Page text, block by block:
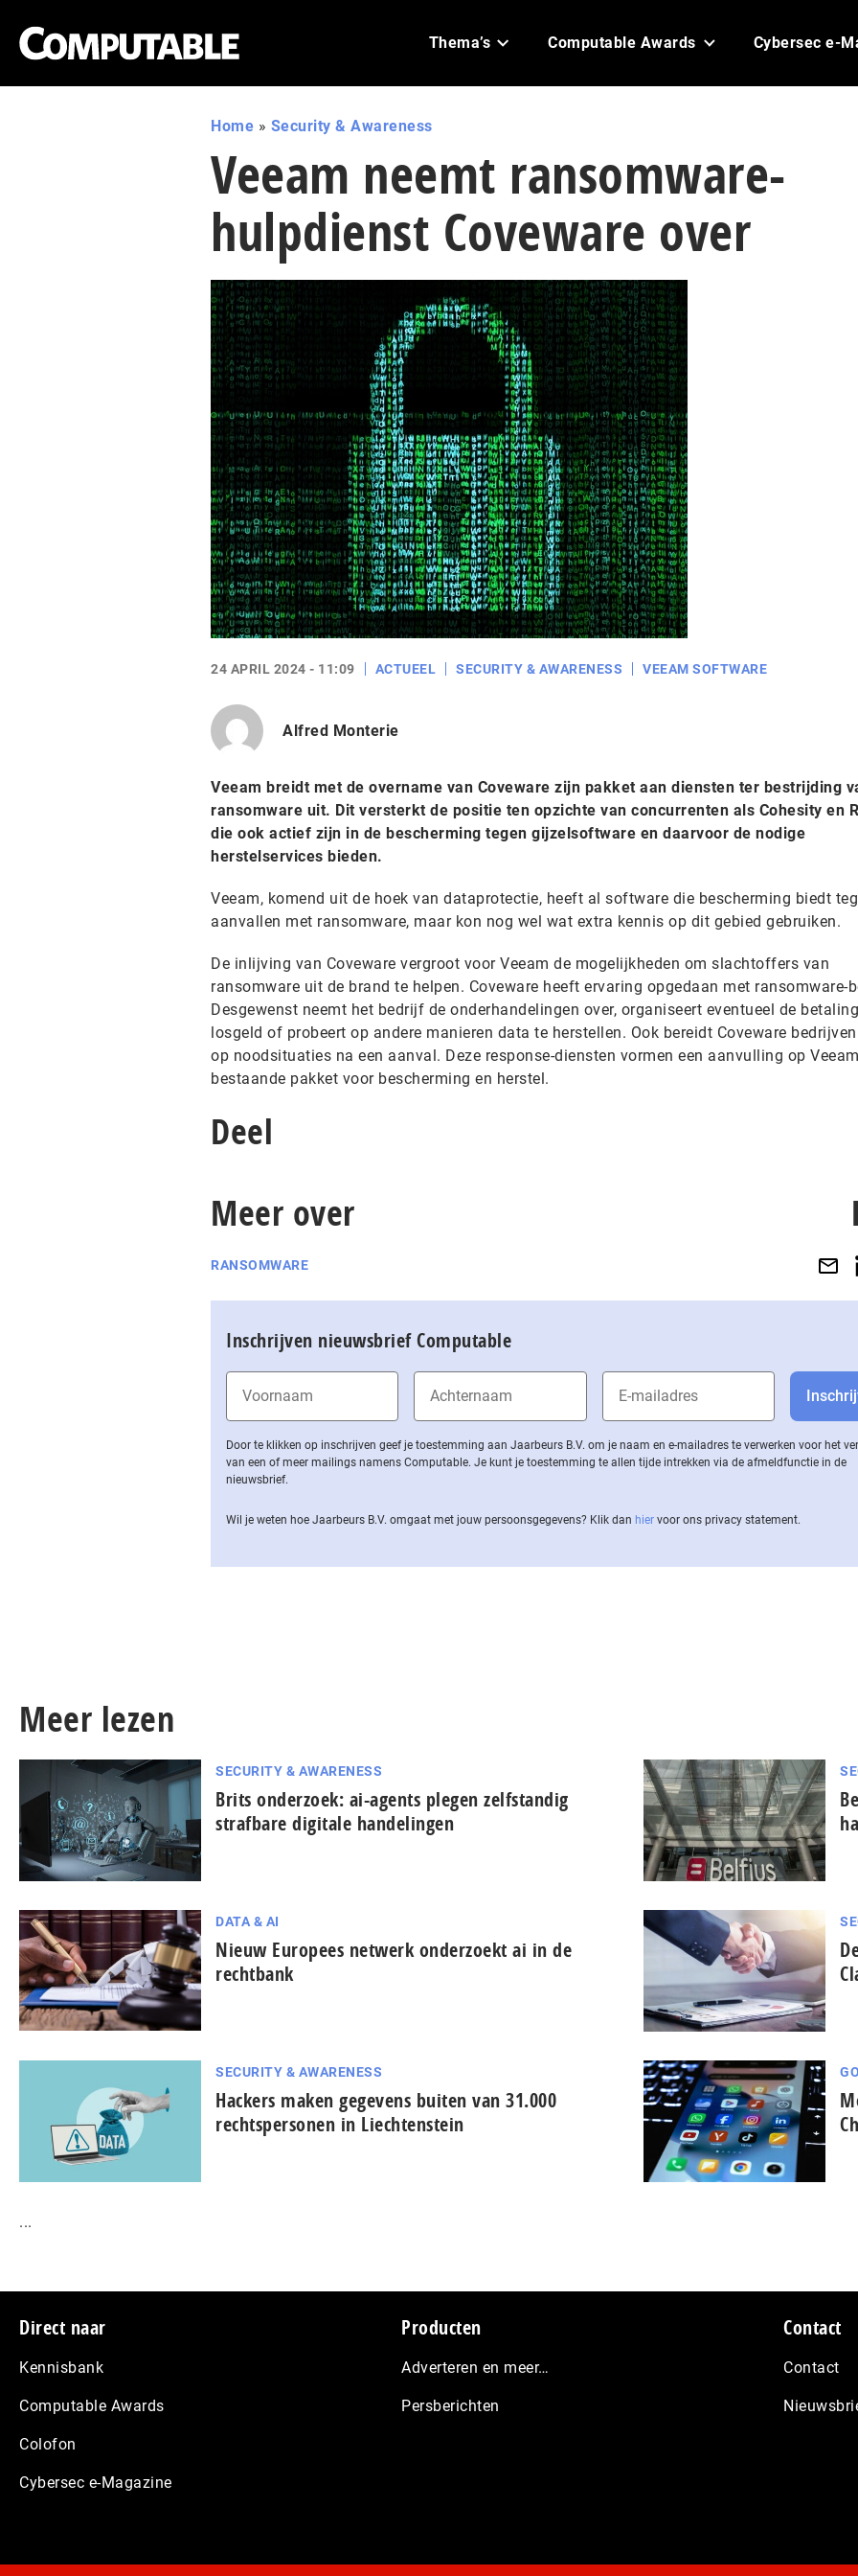
Thema’s Computable Awards Cybersec e-
Home » Security & Awareness
Veeam neemt ransomware-
hulpdienst Coveware over
24 APRIL 2024 - 11:09 ACTUEEL SECURITY & AWARENESS VEEAM SOFTWARE
Alfred Monterie
Veeam breidt met de overname van Coveware zijn pakket aan diensten ter bestrijding
ransomware uit. Dit versterkt de positie ten opzichte van concurrenten als Cohesity en
die ook actief zijn in de bescherming tegen gijzelsoftware en daarvoor de nodige
herstelservices bieden.
Veeam, komend uit de hoek van dataprotectie, heeft al software die bescherming biedt
aanvallen met ransomware, maar kon nog wel wat extra kennis op dit gebied gebruiken.
De inlijving van Coveware vergroot voor Veeam de mogelijkheden om slachtoffers van
ransomware uit de brand te helpen. Coveware heeft ervaring opgedaan met ransomware-
Desgewenst neemt het bedrijf de onderhandelingen over, organiseert eventueel de
losgeld of probeert op andere manieren data te herstellen. Ook bereidt Coveware
op noodsituaties na een aanval. Deze response-diensten vormen een aanvulling op
bestaande pakket voor bescherming en herstel.
Deel
Meer over
RANSOMWARE
Inschrijven nieuwsbrief Computable
Door te klikken op inschrijven geef je toestemming aan Jaarbeurs B.V. om je naam en e-mailadres te verwerken voor het
van een of meer mailings namens Computable. Je kunt je toestemming te allen tijde intrekken via de af­meld­func­tie in de
nieuwsbrief.
Wil je weten hoe Jaarbeurs B.V. omgaat met jouw per­soons­ge­ge­vens? Klik dan hier voor ons privacy statement.
Meer lezen
SECURITY & AWARENESS
Brits onderzoek: ai-agents plegen zelfstandig
strafbare digitale handelingen
DATA & AI
Nieuw Europees netwerk onderzoekt ai in de
rechtbank
SECURITY & AWARENESS
Hackers maken gegevens buiten van 31.000
rechtspersonen in Liechtenstein
...
Footer
Direct naar
Kennisbank
Computable Awards
Colofon
Cybersec e-Magazine
Producten
Adverteren en meer…
Persberichten
Contact
Contact